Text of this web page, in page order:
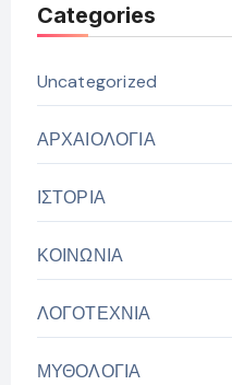
Categories
Uncategorized
ΑΡΧΑΙΟΛΟΓΙΑ
ΙΣΤΟΡΙΑ
ΚΟΙΝΩΝΙΑ
ΛΟΓΟΤΕΧΝΙΑ
ΜΥΘΟΛΟΓΙΑ